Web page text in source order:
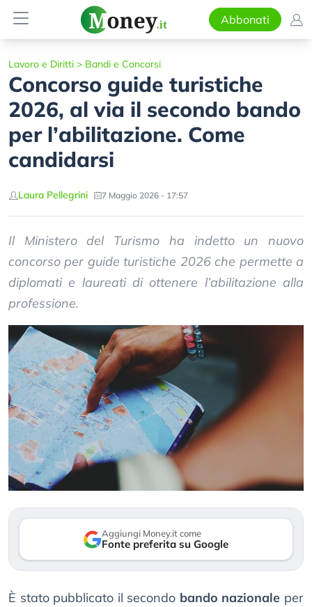
Abbonati
Lavoro e Diritti > Bandi e Concorsi
Concorso guide turistiche
2026, al via il secondo bando
per l’abilitazione. Come
candidarsi
Laura Pellegrini 7 Maggio 2026 - 17:57
Il Ministero del Turismo ha indetto un nuovo
concorso per guide turistiche 2026 che permette a
diplomati e laureati di ottenere l’abilitazione alla
professione.
Aggiungi Money.it come
Fonte preferita su Google
È stato pubblicato il secondo bando nazionale per